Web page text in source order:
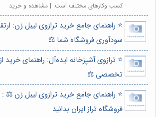
کسب وکارهای مختلف است. | مشاهده و خرید
⭐️ راهنمای جامع خرید ترازوی لیبل زن:
سودآوری فروشگاه شما ⚖️
⭐️ ترازوی آشپزخانه ایده‌آل: راهنمای خرید
تخصصی ⚖️
⭐️ راهنمای جامع خرید ترازوی لیبل زن ⚖️ :
فروشگاه تراز ایران بدانید